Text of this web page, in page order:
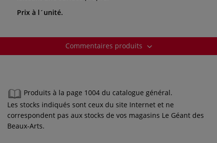
Prix à l´unité.
Commentaires produits
Produits à la page 1004 du catalogue général.
Les stocks indiqués sont ceux du site Internet et ne
correspondent pas aux stocks de vos magasins Le Géant des
Beaux-Arts.